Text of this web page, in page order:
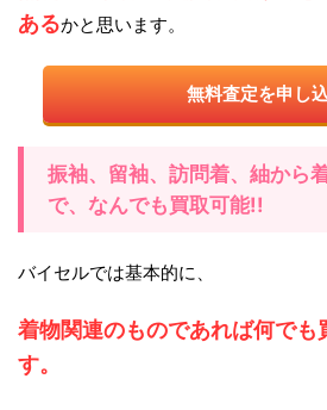
あるかと思います。
無料査定を申し
振袖、留袖、訪問着、紬から
で、なんでも買取可能!!
バイセルでは基本的に、
着物関連のものであれば何でも
す。